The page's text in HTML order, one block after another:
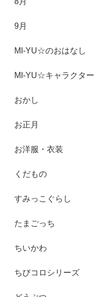
9月
MI-YU☆のおはなし
MI-YU☆キャラクター
おかし
お正月
お洋服・衣装
くだもの
すみっこぐらし
たまごっち
ちいかわ
ちびコロシリーズ